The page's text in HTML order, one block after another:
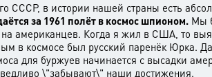
в истории нашей страны есть
за 1961 полёт в космос шпионом. Мы
американцев. Когда я жил в США, то
в космосе был русский паренёк Юрка.
для буржуев начинается с высадки
\"забывают\" наши достижения.